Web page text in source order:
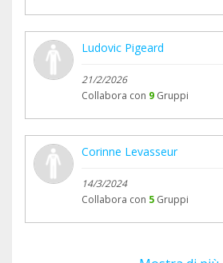
Ludovic Pigeard
21/2/2026
Collabora con 9 Gruppi
Corinne Levasseur
14/3/2024
Collabora con 5 Gruppi